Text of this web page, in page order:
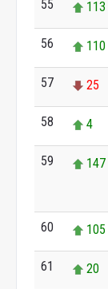
55 113
56 110
57 25
58 4
59 147
60 105
61 20